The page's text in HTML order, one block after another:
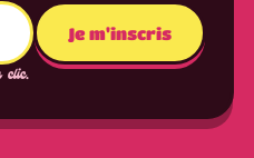
Je m'inscris
clic.